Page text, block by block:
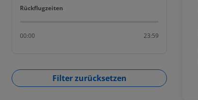
Rückflugzeiten
Rückflugzeiten
00:00 23:59
Filter zurücksetzen